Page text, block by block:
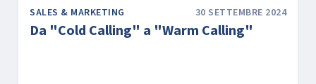
SALES & MARKETING 30 SETTEMBRE 2024
Da "Cold Calling" a "Warm Calling"